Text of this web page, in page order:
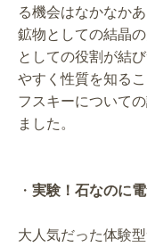
る機会はなかなかあ
鉱物としての結晶
としての役割が結
やすく性質を知る
フスキーについて
ました。
・ 実験！石なのに
大人気だった体験